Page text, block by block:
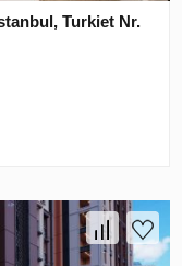
Turkiet Nr.